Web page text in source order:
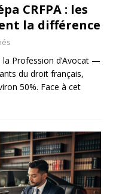
CRFPA : les
la différence
la Profession d’Avocat —
du droit français,
50%. Face à cet